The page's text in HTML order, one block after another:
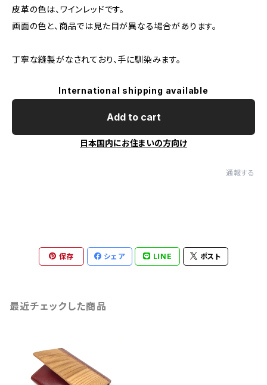
皮革の色は、ワインレッドです。
画面の色と、商品では見た目が異なる場合があります。
丁寧な縫製がなされており、手に馴染みます。
International shipping available
Add to cart
日本国内にお住まいの方向け
通報する
保存 シェア LINE ポスト
最近チェックした商品